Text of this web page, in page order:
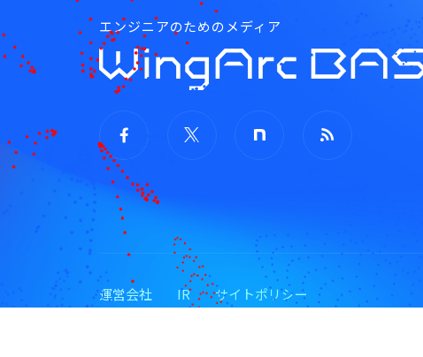
エンジニアのためのメディア
運営会社 IR サイトポリシー